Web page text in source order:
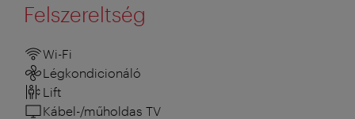
Felszereltség
Wi-Fi
Légkondicionáló
Lift
Kábel-/műholdas TV